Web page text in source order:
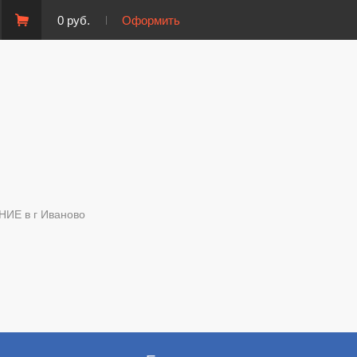
0 руб. Оформить
в г Иваново